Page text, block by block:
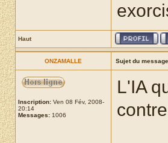
Haut
ONZAMALLE Sujet du
Inscription: Ven 08 Fév, 2008-
20:14
Messages: 1006
L'IA